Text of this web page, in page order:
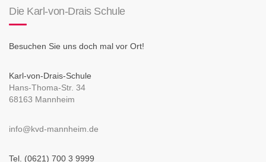
Die Karl-von-Drais Schule
Besuchen Sie uns doch mal vor Ort!
Karl-von-Drais-Schule
Hans-Thoma-Str. 34
68163 Mannheim
info@kvd-mannheim.de
Tel. (0621) 700 3 9999